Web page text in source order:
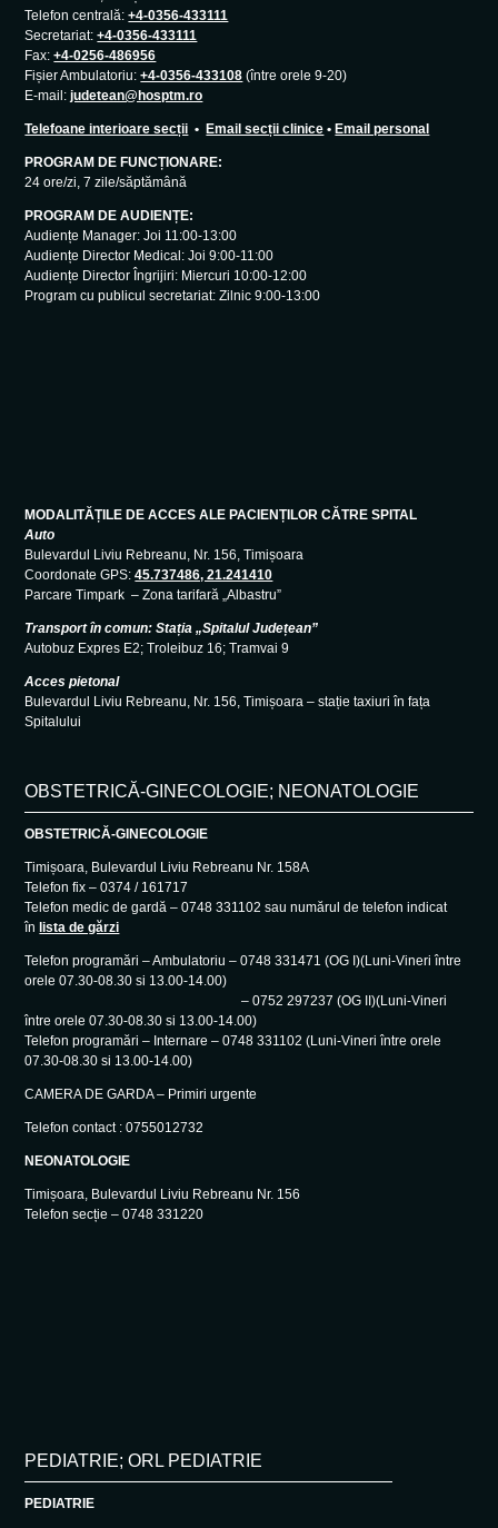
Telefon centrală:+4-0356-433111
Secretariat:+4-0356-433111
Fax:+4-0256-486956
Fișier Ambulatoriu:+4-0356-433108 (între orele 9-20)
E-mail:judetean@hosptm.ro
Telefoane interioare secții •Email secții clinice •Email personal
PROGRAM DE FUNCȚIONARE:
24 ore/zi, 7 zile/săptămână
PROGRAM DE AUDIENȚE:
Audiențe Manager: Joi 11:00-13:00
Audiențe Director Medical: Joi 9:00-11:00
Audiențe Director Îngrijiri: Miercuri 10:00-12:00
Program cu publicul secretariat: Zilnic 9:00-13:00
MODALITĂȚILE DE ACCES ALE PACIENȚILOR CĂTRE SPITAL
Auto
Bulevardul Liviu Rebreanu, Nr. 156, Timișoara
Coordonate GPS:45.737486, 21.241410
Parcare Timpark – Zona tarifară „Albastru”
Transport în comun: Stația „Spitalul Județean”
Autobuz Expres E2; Troleibuz 16; Tramvai 9
Acces pietonal
Bulevardul Liviu Rebreanu, Nr. 156, Timișoara – stație taxiuri în fața
Spitalului
OBSTETRICĂ-GINECOLOGIE; NEONATOLOGIE
OBSTETRICĂ-GINECOLOGIE
Timișoara, Bulevardul Liviu Rebreanu Nr. 158A
Telefon fix – 0374 / 161717
Telefon medic de gardă – 0748 331102 sau numărul de telefon indicat
în lista de gărzi
Telefon programări – Ambulatoriu – 0748 331471 (OG I)(Luni-Vineri între
orele 07.30-08.30 si 13.00-14.00)
– 0752 297237 (OG II)(Luni-Vineri
între orele 07.30-08.30 si 13.00-14.00)
Telefon programări – Internare – 0748 331102 (Luni-Vineri între orele
07.30-08.30 si 13.00-14.00)
CAMERA DE GARDA – Primiri urgente
Telefon contact : 0755012732
NEONATOLOGIE
Timișoara, Bulevardul Liviu Rebreanu Nr. 156
Telefon secție – 0748 331220
PEDIATRIE; ORL PEDIATRIE
PEDIATRIE